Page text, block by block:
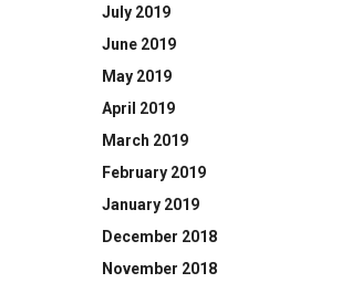
July 2019
June 2019
May 2019
April 2019
March 2019
February 2019
January 2019
December 2018
November 2018